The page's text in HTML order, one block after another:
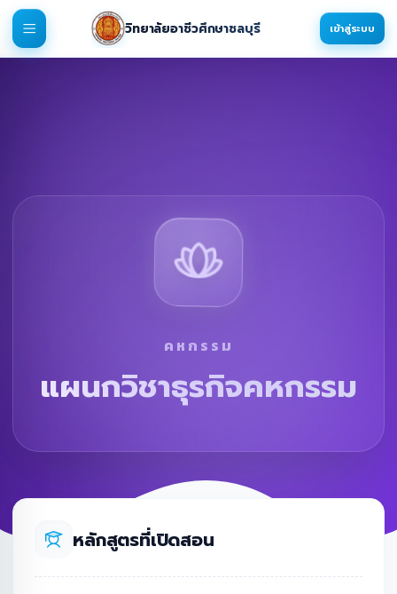
วิทยาลัยอาชีวศึกษาชลบุรี เข้าสู่ระบบ
คหกรรม
แผนกวิชาธุรกิจคหกรรม
หลักสูตรที่เปิดสอน